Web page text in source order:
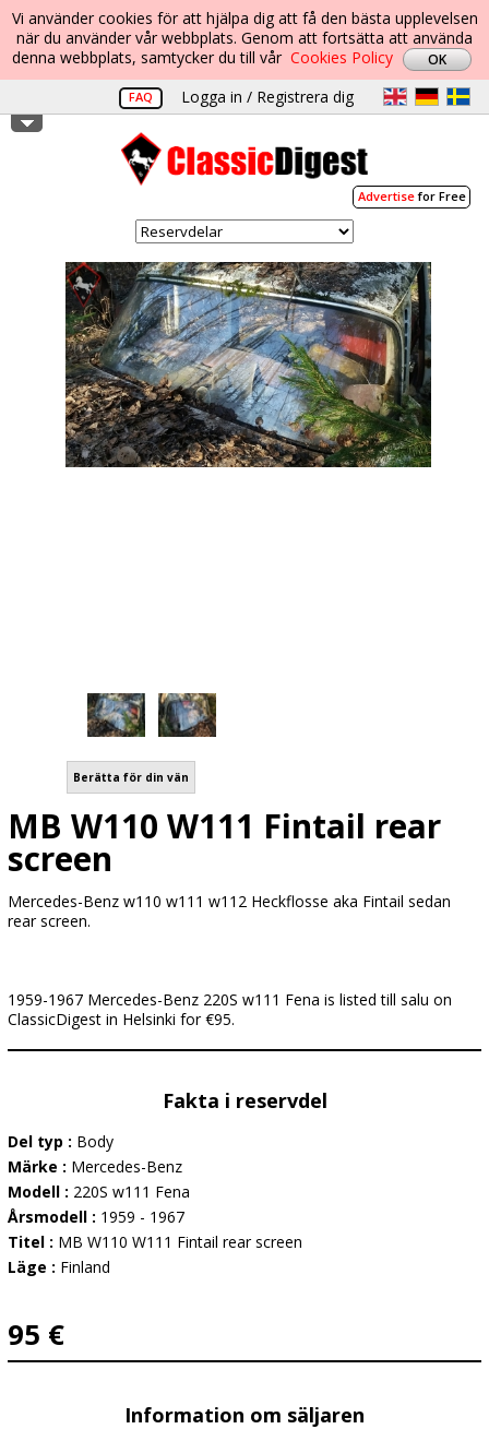
Vi använder cookies för att hjälpa dig att få den bästa upplevelsen
när du använder vår webbplats. Genom att fortsätta att använda
denna webbplats, samtycker du till vår Cookies Policy
FAQ Logga in / Registrera dig
Advertisefor Free
Berätta för din vän
MB W110 W111 Fintail rear
screen
Mercedes-Benz w110 w111 w112 Heckflosse aka Fintail sedan
rear screen.
1959-1967 Mercedes-Benz 220S w111 Fena is listed till salu on
ClassicDigest in Helsinki for €95.
Fakta i reservdel
Del typ : Body
Märke : Mercedes-Benz
Modell : 220S w111 Fena
Årsmodell : 1959 - 1967
Titel : MB W110 W111 Fintail rear screen
Läge : Finland
95 €
Information om säljaren